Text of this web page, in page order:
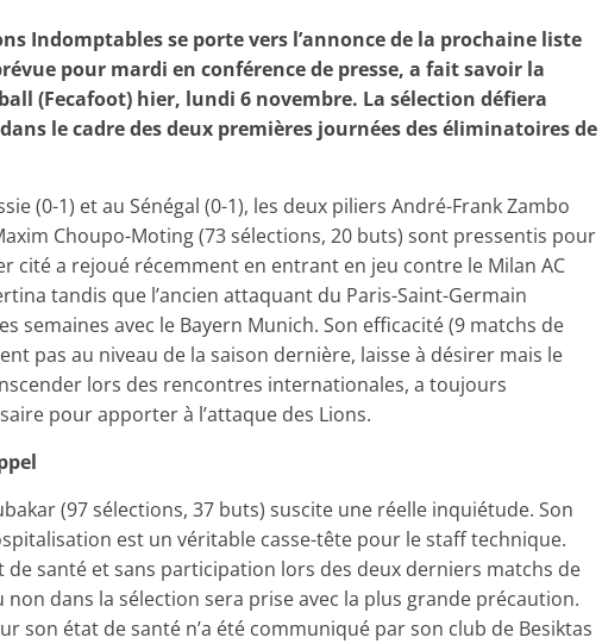
Indomptables se porte vers l’annonce de la prochaine liste
pour mardi en conférence de presse, a fait savoir la
(Fecafoot) hier, lundi 6 novembre. La sélection défiera
le cadre des deux premières journées des éliminatoires de
(0-1) et au Sénégal (0-1), les deux piliers André-Frank Zambo
Choupo-Moting (73 sélections, 20 buts) sont pressentis pour
cité a rejoué récemment en entrant en jeu contre le Milan AC
tandis que l’ancien attaquant du Paris-Saint-Germain
semaines avec le Bayern Munich. Son efficacité (9 matchs de
pas au niveau de la saison dernière, laisse à désirer mais le
lors des rencontres internationales, a toujours
pour apporter à l’attaque des Lions.
(97 sélections, 37 buts) suscite une réelle inquiétude. Son
est un véritable casse-tête pour le staff technique.
de santé et sans participation lors des deux derniers matchs de
non dans la sélection sera prise avec la plus grande précaution.
son état de santé n’a été communiqué par son club de Besiktas